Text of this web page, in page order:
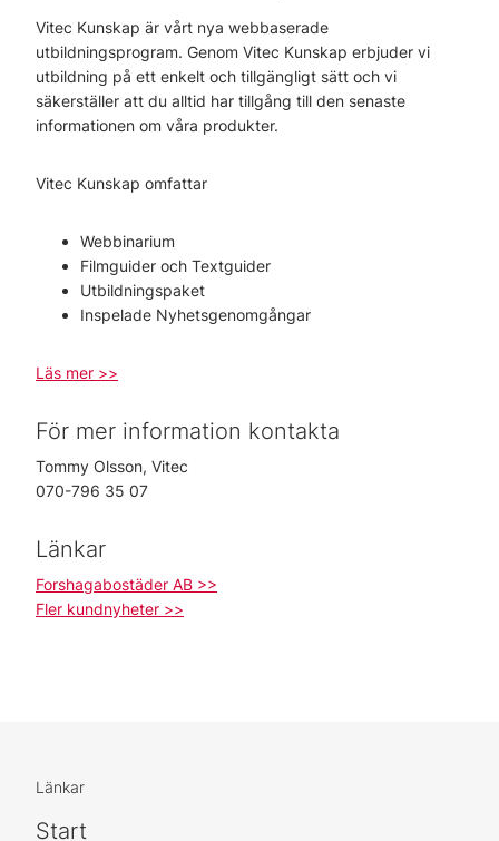
Vitec Kunskap är vårt nya webbaserade
utbildningsprogram. Genom Vitec Kunskap erbjuder vi
utbildning på ett enkelt och tillgängligt sätt och vi
säkerställer att du alltid har tillgång till den senaste
informationen om våra produkter.
Vitec Kunskap omfattar
Webbinarium
Filmguider och Textguider
Utbildningspaket
Inspelade Nyhetsgenomgångar
Läs mer >>
För mer information kontakta
Tommy Olsson, Vitec
070-796 35 07
Länkar
Forshagabostäder AB >>
Fler kundnyheter >>
Länkar
Start